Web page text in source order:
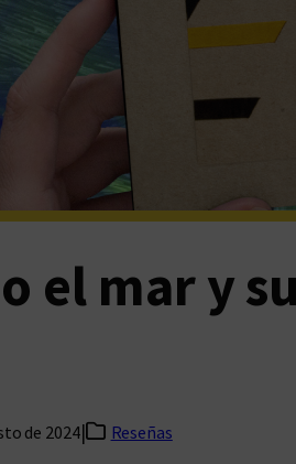
el mar y su
de 2024| Reseñas